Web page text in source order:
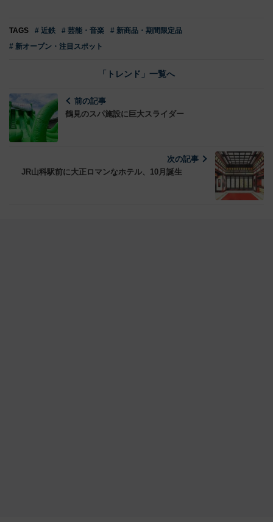
TAGS # 近鉄 # 芸能・音楽
# 新商品・期間限定品
# 新オープン・注目スポット
「トレンド」一覧へ
前の記事
鶴見のスパ施設に巨大スライダー
次の記事
JR山科駅前に大正ロマンなホテル、10月誕生